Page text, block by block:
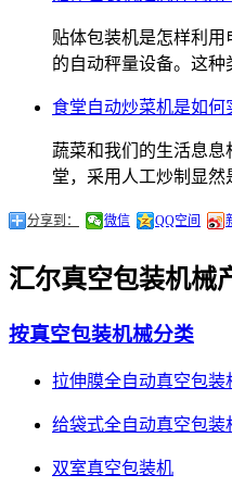
贴体包装机是怎样利
的自动秤量设备。这种
食堂自动炒菜机是如何
蔬菜和我们的生活息
堂，采用人工炒制显然
分享到： 微信 QQ空间
汇尔真空包装机械
按真空包装机械分类
拉伸膜全自动真空包装
给袋式全自动真空包装
双室真空包装机